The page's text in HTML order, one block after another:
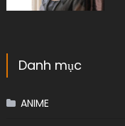
Danh mục
ANIME